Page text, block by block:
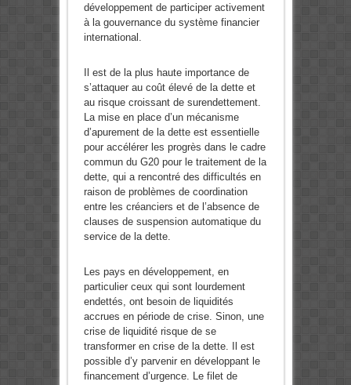
développement de participer activement
à la gouvernance du système financier
international.
Il est de la plus haute importance de
s’attaquer au coût élevé de la dette et
au risque croissant de surendettement.
La mise en place d’un mécanisme
d’apurement de la dette est essentielle
pour accélérer les progrès dans le cadre
commun du G20 pour le traitement de la
dette, qui a rencontré des difficultés en
raison de problèmes de coordination
entre les créanciers et de l’absence de
clauses de suspension automatique du
service de la dette.
Les pays en développement, en
particulier ceux qui sont lourdement
endettés, ont besoin de liquidités
accrues en période de crise. Sinon, une
crise de liquidité risque de se
transformer en crise de la dette. Il est
possible d’y parvenir en développant le
financement d’urgence. Le filet de